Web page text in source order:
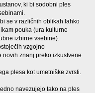
ki bi sodobni ples
se v različnih oblikah lahko
pouka (ura kulturne
izbirne vsebine).
vzgojno-
znanj preko izkustvene
plesa kot umetniške zvrsti.
navezujejo tako na ples